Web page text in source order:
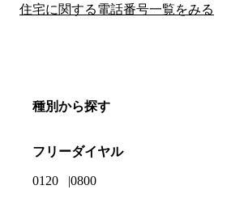
住宅に関する電話番号一覧をみる
種別から探す
フリーダイヤル
0120 0800